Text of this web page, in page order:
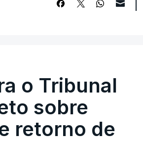
o Tribunal
sobre
retorno de